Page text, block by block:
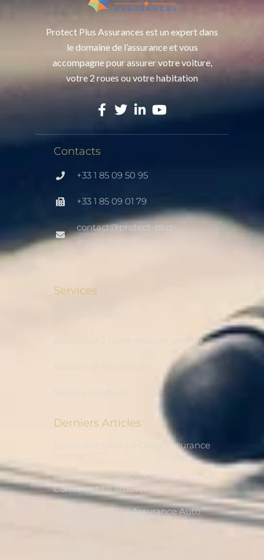
Protect Plus Assurances est un expert dans
le domaine de l’assurance et vous
accompagne pour assurer votre voiture,
votre 2 roues ou votre habitation
Contacts
+33 1 85 09 50 95
+33 1 85 09 01 79
contact@protect-plus-
assurances.fr
Services
Assurance Auto
Assurance 2 roues moto et scooter
Assurance Habitation
Mentions légales
Derniers Articles
Comment Faire Le Choix Assurance
Scooter 50 ?
Meilleure Assurance Scooter Pas Cher,
Comment La Trouver ?
Vous Désirez Une Assurance Auto
Tout Savoir Sur La Souscription
Assurance Scooter 125